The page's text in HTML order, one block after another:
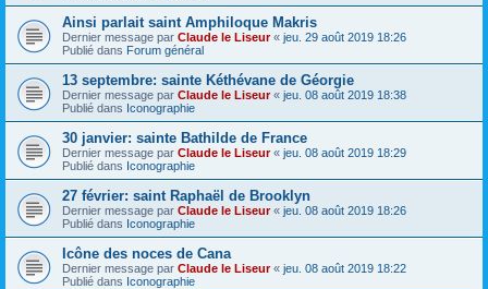
Ainsi parlait saint Amphiloque Makris
Dernier message par Claude le Liseur« jeu. 29 août 2019 18:26
Publié dans Forum général
13 septembre: sainte Kéthévane de Géorgie
Dernier message par Claude le Liseur« jeu. 08 août 2019 18:38
Publié dans Iconographie
30 janvier: sainte Bathilde de France
Dernier message par Claude le Liseur« jeu. 08 août 2019 18:29
Publié dans Iconographie
27 février: saint Raphaël de Brooklyn
Dernier message par Claude le Liseur« jeu. 08 août 2019 18:26
Publié dans Iconographie
Icône des noces de Cana
Dernier message par Claude le Liseur« jeu. 08 août 2019 18:22
Publié dans Iconographie